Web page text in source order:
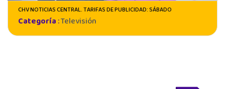
CHV NOTICIAS CENTRAL. TARIFAS DE PUBLICIDAD: SÁBADO
Categoría:Televisión